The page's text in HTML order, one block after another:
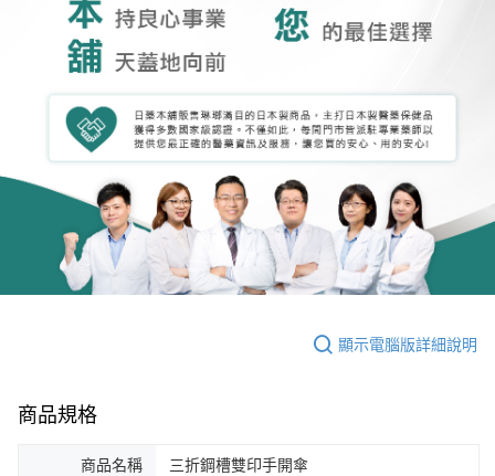
顯示電腦版詳細說明
商品規格
商品名稱 三折鋼槽雙印手開傘